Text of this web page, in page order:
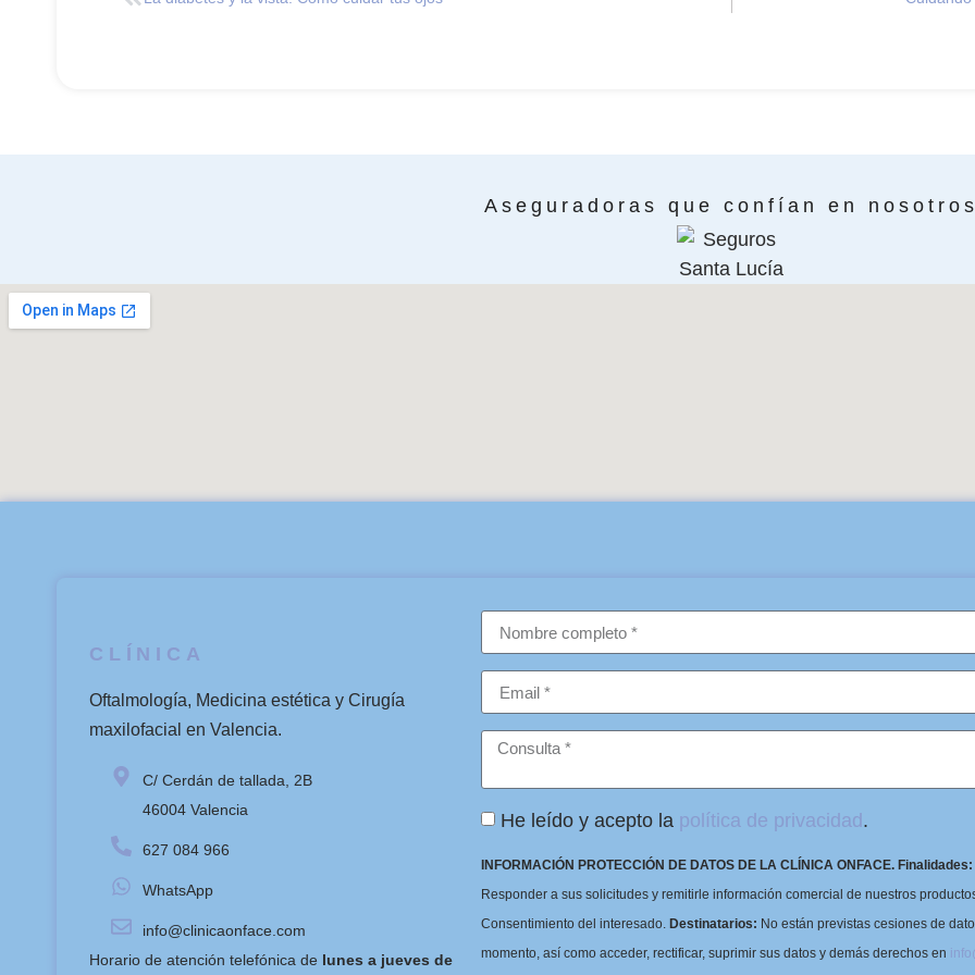
Aseguradoras que confían en
CLÍNICA
Oftalmología, Medicina estética y Cirugía
maxilofacial en Valencia.
C/ Cerdán de tallada, 2B
46004 Valencia
627 084 966
WhatsApp
info@clinicaonface.com
Horario de atención telefónica de lunes a jueves de
He leído y acepto la política de privacidad .
INFORMACIÓN PROTECCIÓN DE DATOS DE LA CLÍNICA ONFACE. Finalidades:
Responder a sus solicitudes y remitirle información comercial de nuestros
Consentimiento del interesado. Destinatarios: No están previstas cesiones de
momento, así como acceder, rectificar, suprimir sus datos y demás derechos en